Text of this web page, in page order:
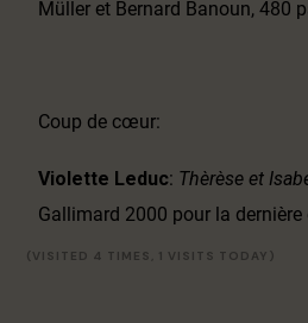
Müller et Bernard Banoun, 480
Coup de cœur:
Violette Leduc: Thèrèse et
Gallimard 2000 pour la dernière
(VISITED 4 TIMES, 1 VISITS TODAY)